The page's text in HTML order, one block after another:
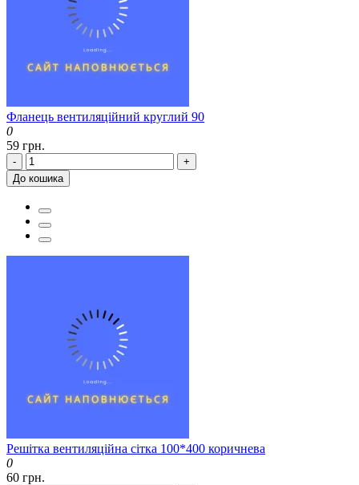
Фланець вентиляційний круглий 90
0
59 грн.
-
+
До кошика
Решітка вентиляційна сітка 100*400 коричнева
0
60 грн.